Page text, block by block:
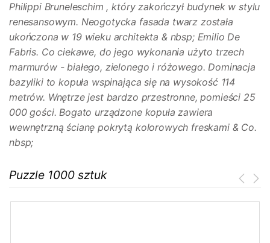
Philippi Bruneleschim , który zakończył budynek w stylu
renesansowym. Neogotycka fasada twarz została
ukończona w 19 wieku architekta & nbsp; Emilio De
Fabris. Co ciekawe, do jego wykonania użyto trzech
marmurów - białego, zielonego i różowego. Dominacja
bazyliki to kopuła wspinająca się na wysokość 114
metrów. Wnętrze jest bardzo przestronne, pomieści 25
000 gości. Bogato urządzone kopuła zawiera
wewnętrzną ścianę pokrytą kolorowych freskami & Co.
nbsp;
Puzzle 1000 sztuk